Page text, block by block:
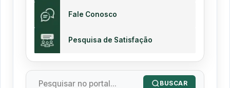
Fale Conosco
Pesquisa de Satisfação
BUSCAR